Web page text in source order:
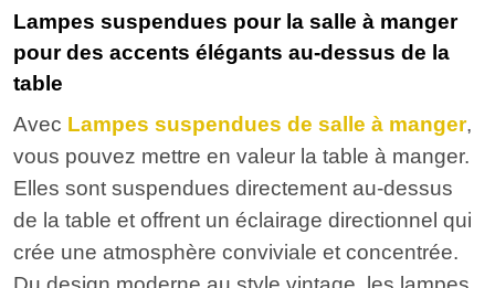
Lampes suspendues pour la salle à manger
pour des accents élégants au-dessus de la
table
Avec Lampes suspendues de salle à manger,
vous pouvez mettre en valeur la table à manger.
Elles sont suspendues directement au-dessus
de la table et offrent un éclairage directionnel qui
crée une atmosphère conviviale et concentrée.